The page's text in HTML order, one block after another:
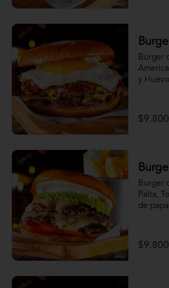
Burger
y
$9.800
Burger
Palta,
de
$9.800